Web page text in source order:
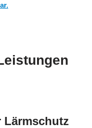
Lärmschutz